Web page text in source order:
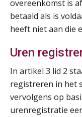
overeenkomst is
betaald als is
heeft niet aan die
Uren
In artikel 3 lid 2
registreren in het
vervolgens op
urenregistratie